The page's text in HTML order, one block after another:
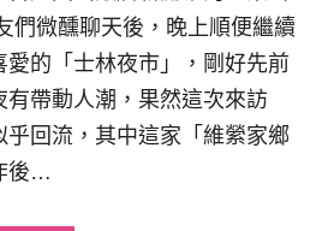
們微醺聊天後，晚上順便繼續
愛的「士林夜市」，剛好先前
帶動人潮，果然這次來訪
乎回流，其中這家「維縈家鄉
後…